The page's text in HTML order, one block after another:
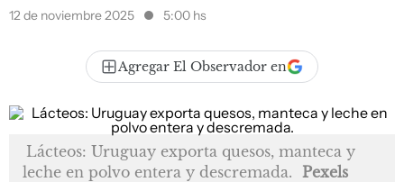
12 de noviembre 2025 5:00 hs
Agregar El Observador en
Lácteos: Uruguay exporta quesos, manteca y
leche en polvo entera y descremada. Pexels